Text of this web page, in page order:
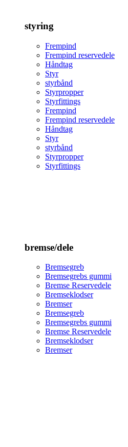
styring
Frempind
Frempind reservedele
Håndtag
Styr
styrbånd
Styrpropper
Styrfittings
Frempind
Frempind reservedele
Håndtag
Styr
styrbånd
Styrpropper
Styrfittings
bremse/dele
Bremsegreb
Bremsegrebs gummi
Bremse Reservedele
Bremseklodser
Bremser
Bremsegreb
Bremsegrebs gummi
Bremse Reservedele
Bremseklodser
Bremser